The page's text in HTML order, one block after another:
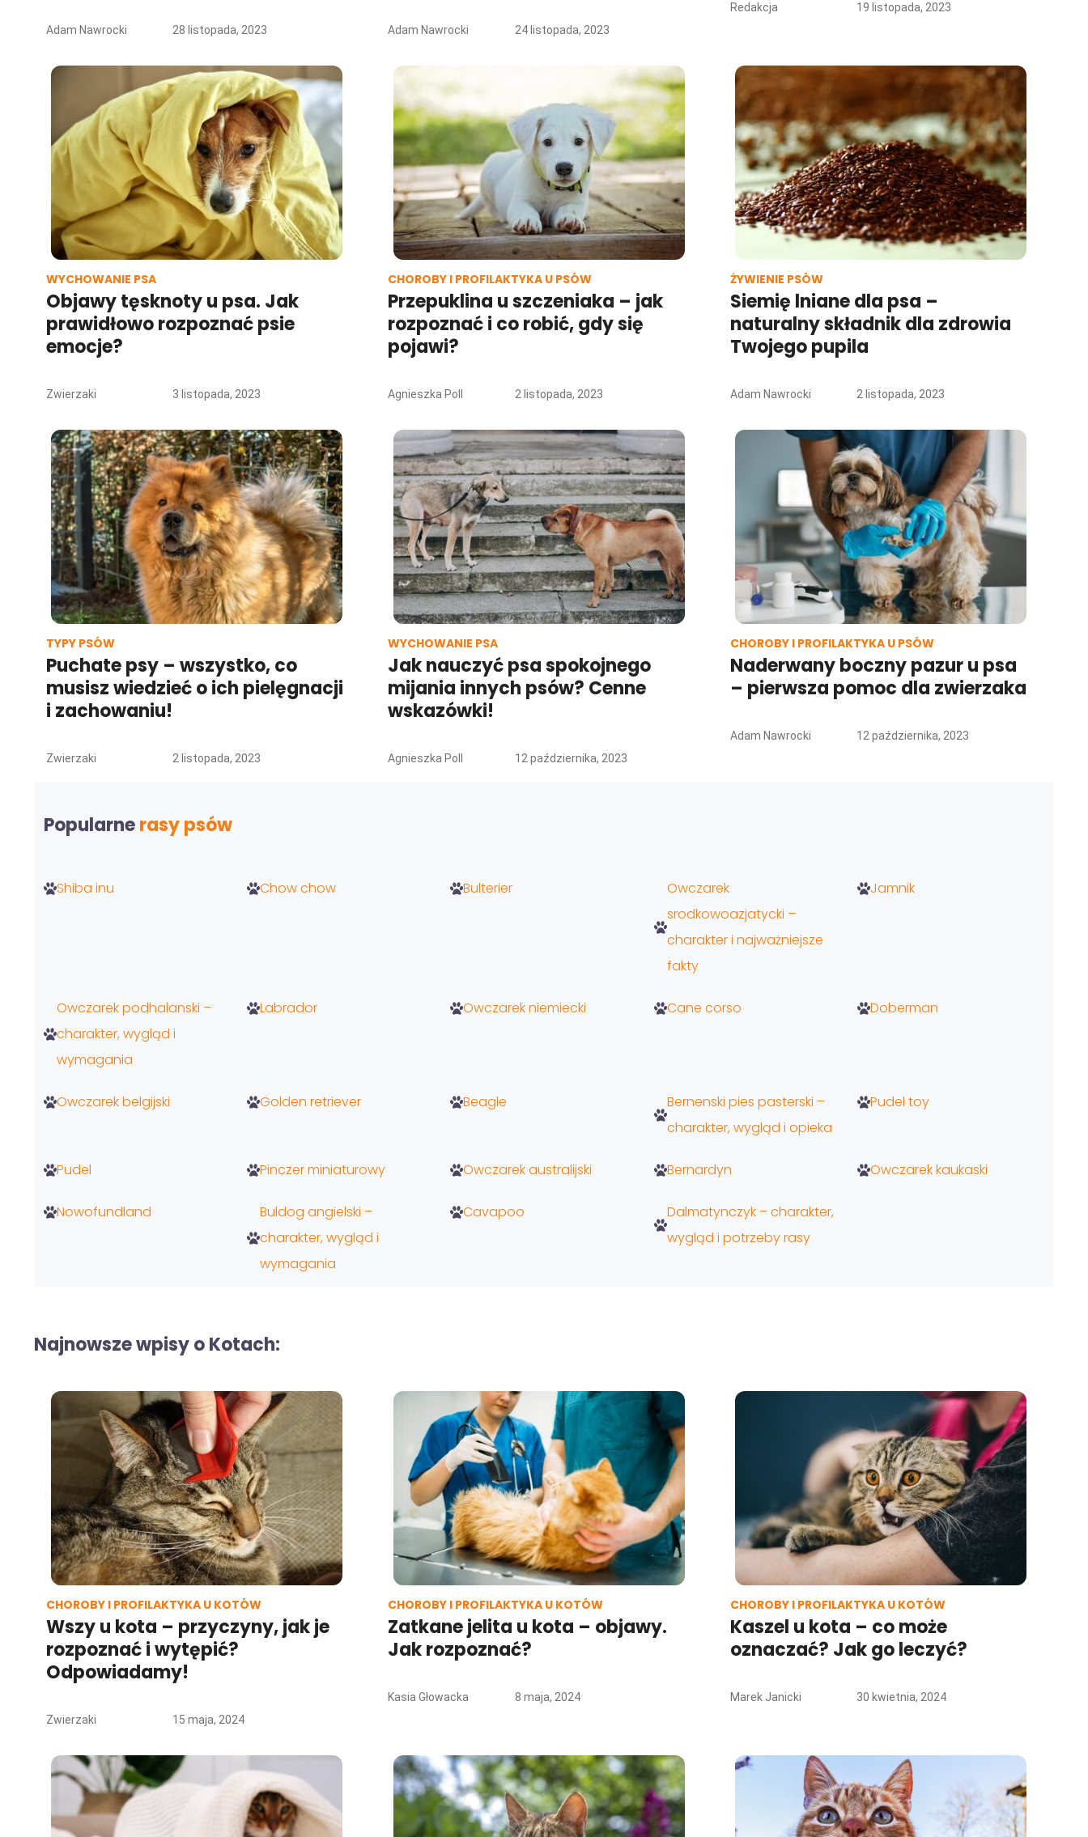
Adam Nawrocki 28 listopada, 2023 Adam Nawrocki 24 listopada, 2023
Redakcja 19 listopada, 2023
WYCHOWANIE PSA
Objawy tęsknoty u psa. Jak
prawidłowo rozpoznać psie
emocje?
Zwierzaki 3 listopada, 2023
CHOROBY I PROFILAKTYKA U PSÓW
Przepuklina u szczeniaka – jak
rozpoznać i co robić, gdy się
pojawi?
Agnieszka Poll 2 listopada, 2023
ŻYWIENIE PSÓW
Siemię lniane dla psa –
naturalny składnik dla zdrowia
Twojego pupila
Adam Nawrocki 2 listopada, 2023
TYPY PSÓW
Puchate psy – wszystko, co
musisz wiedzieć o ich pielęgnacji
i zachowaniu!
Zwierzaki 2 listopada, 2023
WYCHOWANIE PSA
Jak nauczyć psa spokojnego
mijania innych psów? Cenne
wskazówki!
Agnieszka Poll 12 października, 2023
CHOROBY I PROFILAKTYKA U PSÓW
Naderwany boczny pazur u psa
– pierwsza pomoc dla zwierzaka
Adam Nawrocki 12 października, 2023
Popularnerasy psów
Shiba inu Chow chow Bulterier
Owczarek
srodkowoazjatycki –
charakter i najważniejsze
fakty
Jamnik
Owczarek podhalanski –
charakter, wygląd i
wymagania
Labrador Owczarek niemiecki Cane corso Doberman
Owczarek belgijski Golden retriever Beagle
Bernenski pies pasterski –
charakter, wygląd i opieka
Pudel toy
Pudel Pinczer miniaturowy Owczarek australijski Bernardyn Owczarek kaukaski
Nowofundland
Buldog angielski –
charakter, wygląd i
wymagania
Cavapoo
Dalmatynczyk – charakter,
wygląd i potrzeby rasy
Najnowsze wpisy o Kotach:
CHOROBY I PROFILAKTYKA U KOTÓW
Wszy u kota – przyczyny, jak je
rozpoznać i wytępić?
Odpowiadamy!
Zwierzaki 15 maja, 2024
CHOROBY I PROFILAKTYKA U KOTÓW
Zatkane jelita u kota – objawy.
Jak rozpoznać?
Kasia Głowacka 8 maja, 2024
CHOROBY I PROFILAKTYKA U KOTÓW
Kaszel u kota – co może
oznaczać? Jak go leczyć?
Marek Janicki 30 kwietnia, 2024